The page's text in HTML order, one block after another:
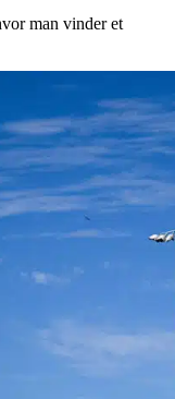
man vinder et